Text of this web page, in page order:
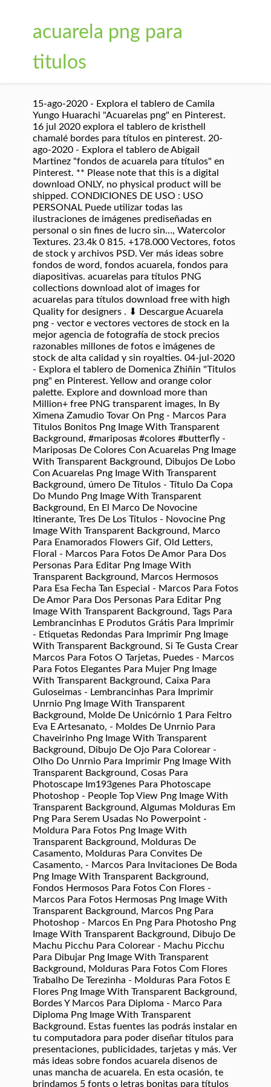
acuarela png para
titulos
15-ago-2020 - Explora el tablero de Camila
Yungo Huarachi "Acuarelas png" en Pinterest.
16 jul 2020 explora el tablero de kristhell
chamalé bordes para títulos en pinterest. 20-
ago-2020 - Explora el tablero de Abigail
Martinez "fondos de acuarela para títulos" en
Pinterest. ** Please note that this is a digital
download ONLY, no physical product will be
shipped. CONDICIONES DE USO : USO
PERSONAL Puede utilizar todas las
ilustraciones de imágenes prediseñadas en
personal o sin fines de lucro sin…, Watercolor
Textures. 23.4k 0 815. +178.000 Vectores, fotos
de stock y archivos PSD. Ver más ideas sobre
fondos de word, fondos acuarela, fondos para
diapositivas. acuarelas para títulos PNG
collections download alot of images for
acuarelas para títulos download free with high
Quality for designers . ⬇ Descargue Acuarela
png - vector e vectores vectores de stock en la
mejor agencia de fotografía de stock precios
razonables millones de fotos e imágenes de
stock de alta calidad y sin royalties. 04-jul-2020
- Explora el tablero de Domenica Zhiñin "Titulos
png" en Pinterest. Yellow and orange color
palette. Explore and download more than
Million+ free PNG transparent images, In By
Ximena Zamudio Tovar On Png - Marcos Para
Titulos Bonitos Png Image With Transparent
Background, #mariposas #colores #butterfly -
Mariposas De Colores Con Acuarelas Png Image
With Transparent Background, Dibujos De Lobo
Con Acuarelas Png Image With Transparent
Background, úmero De Títulos - Título Da Copa
Do Mundo Png Image With Transparent
Background, En El Marco De Novocine
Itinerante, Tres De Los Títulos - Novocine Png
Image With Transparent Background, Marco
Para Enamorados Flowers Gif, Old Letters,
Floral - Marcos Para Fotos De Amor Para Dos
Personas Para Editar Png Image With
Transparent Background, Marcos Hermosos
Para Esa Fecha Tan Especial - Marcos Para Fotos
De Amor Para Dos Personas Para Editar Png
Image With Transparent Background, Tags Para
Lembrancinhas E Produtos Grátis Para Imprimir
- Etiquetas Redondas Para Imprimir Png Image
With Transparent Background, Si Te Gusta Crear
Marcos Para Fotos O Tarjetas, Puedes - Marcos
Para Fotos Elegantes Para Mujer Png Image
With Transparent Background, Caixa Para
Guloseimas - Lembrancinhas Para Imprimir
Unrnio Png Image With Transparent
Background, Molde De Unicórnio 1 Para Feltro
Eva E Artesanato, - Moldes De Unrnio Para
Chaveirinho Png Image With Transparent
Background, Dibujo De Ojo Para Colorear -
Olho Do Unrnio Para Imprimir Png Image With
Transparent Background, Cosas Para
Photoscape Im193genes Para Photoscape
Photoshop - People Top View Png Image With
Transparent Background, Algumas Molduras Em
Png Para Serem Usadas No Powerpoint -
Moldura Para Fotos Png Image With
Transparent Background, Molduras De
Casamento, Molduras Para Convites De
Casamento, - Marcos Para Invitaciones De Boda
Png Image With Transparent Background,
Fondos Hermosos Para Fotos Con Flores -
Marcos Para Fotos Hermosas Png Image With
Transparent Background, Marcos Png Para
Photoshop - Marcos En Png Para Photosho Png
Image With Transparent Background, Dibujo De
Machu Picchu Para Colorear - Machu Picchu
Para Dibujar Png Image With Transparent
Background, Molduras Para Fotos Com Flores
Trabalho De Terezinha - Molduras Para Fotos E
Flores Png Image With Transparent Background,
Bordes Y Marcos Para Diploma - Marco Para
Diploma Png Image With Transparent
Background. Estas fuentes las podrás instalar en
tu computadora para poder diseñar títulos para
presentaciones, publicidades, tarjetas y más. Ver
más ideas sobre fondos acuarela disenos de
unas mancha de acuarela. En esta ocasión, te
brindamos 5 fonts o letras bonitas para títulos